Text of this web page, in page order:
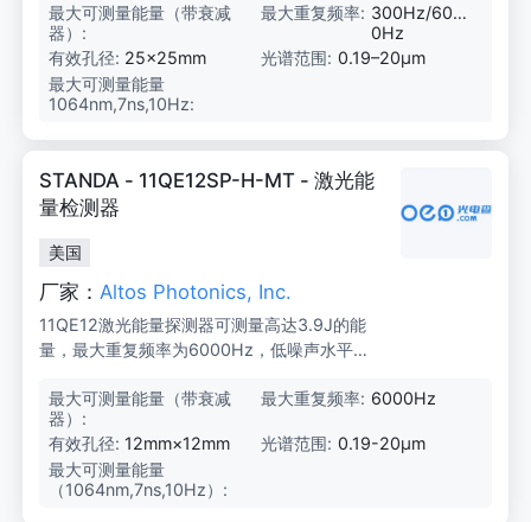
方形。这些探测器结构紧凑且易于使用，适用
于OEM、制造和实验室应用。
最大可测量能量（带衰减
器）:
2
J/
1
最大重复频率: 300Hz/600
0Hz
有效孔径: 25×25mm 光谱范围: 0.19–20μm
最大可测量能量
1064nm,7ns,10Hz:
J
STANDA - 11QE12SP-H-MT - 激光能
量检测器
美国
厂家： Altos Photonics, Inc.
11QE12激光能量探测器可测量高达3.9J的能
量，最大重复频率为6000Hz，低噪声水平仅
最大可测量能量（带衰减
器）:
3.
J
最大重复频率: 6000Hz
有效孔径: 12mm×12mm 光谱范围: 0.19-20μm
最大可测量能量
（1064nm,7ns,10Hz）: